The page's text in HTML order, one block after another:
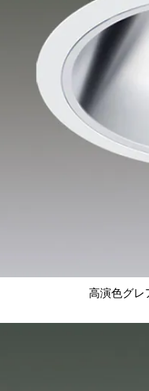
高演色グレ